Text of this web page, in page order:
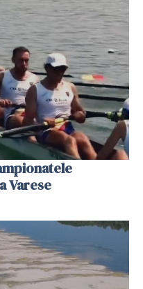
Varese